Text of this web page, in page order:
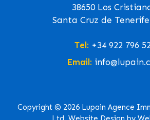
38650 Los
Santa Cruz de
Tel: +34 922 796
Email:
Copyright © 2026 Lupain Agence